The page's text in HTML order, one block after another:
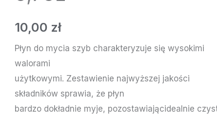
10,00 zł
Płyn do mycia szyb charakteryzuje się wysokimi
walorami
użytkowymi. Zestawienie najwyższej jakości
składników sprawia, że płyn
bardzo dokładnie myje, pozostawiającidealnie